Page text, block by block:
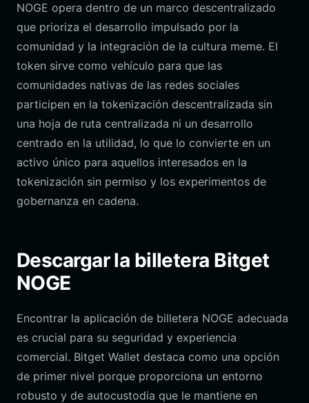
NOGE opera dentro de un marco descentralizado
que prioriza el desarrollo impulsado por la
comunidad y la integración de la cultura meme. El
token sirve como vehículo para que las
comunidades nativas de las redes sociales
participen en la tokenización descentralizada sin
una hoja de ruta centralizada ni un desarrollo
centrado en la utilidad, lo que lo convierte en un
activo único para aquellos interesados en la
tokenización sin permiso y los experimentos de
gobernanza en cadena.
Descargar la billetera Bitget
NOGE
Encontrar la aplicación de billetera NOGE adecuada
es crucial para su seguridad y experiencia
comercial. Bitget Wallet destaca como una opción
de primer nivel porque proporciona un entorno
robusto y de autocustodia que le mantiene en